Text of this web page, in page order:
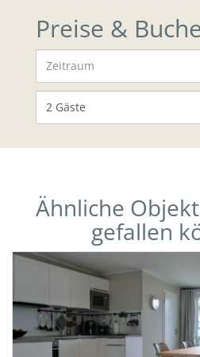
Preise &
Ähnliche
gefallen